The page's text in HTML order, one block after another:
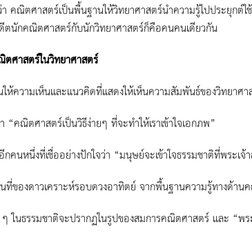
ณิตศาสตร์เป็นพื้นฐานให้วิทยาศาสตร์นำความรู้ไปประยุกต์ใ
ดีตนักคณิตศาสตร์กับนักวิทยาศาสตร์ก็คือคนคนเดียวกัน
ศาสตร์ในวิทยาศาสตร์
วามเห็นและแนวคิดที่แสดงให้เห็นความสัมพันธ์ของวิทยาศา
คณิตศาสตร์เป็นวิธีง่ายๆ ที่จะทำให้เราเข้าใจเอกภพ”
หนึ่งที่เชื่ออย่างปักใจว่า “มนุษย์จะเข้าใจธรรมชาติที่พระเจ้
งดาวเคราะห์รอบดวงอาทิตย์ จากพื้นฐานความรู้ทางด้านค
นธรรมชาติจะปรากฏในรูปของสมการคณิตศาสตร์ และ “พร